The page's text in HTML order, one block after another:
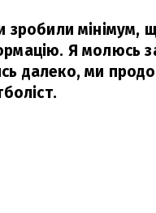
зробили
Я молюсь
далеко, ми